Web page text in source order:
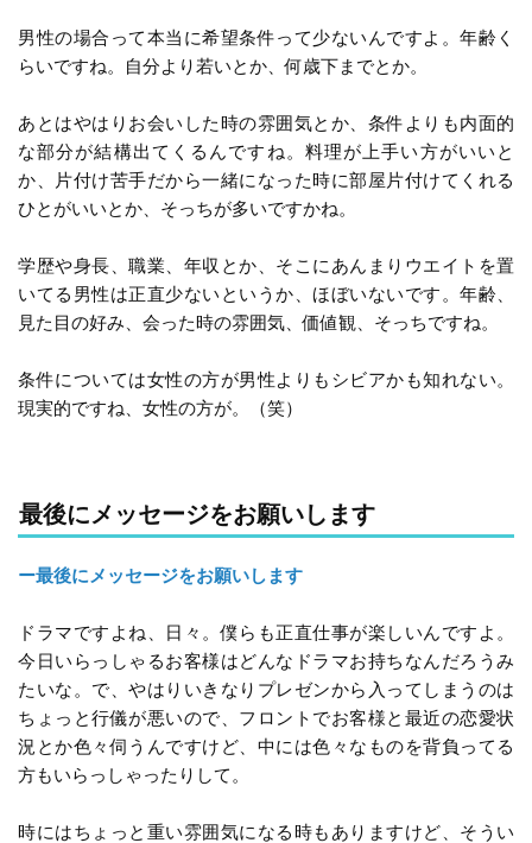
男性の場合って本当に希望条件って少ないんですよ。年齢く
らいですね。自分より若いとか、何歳下までとか。
あとはやはりお会いした時の雰囲気とか、条件よりも内面的
な部分が結構出てくるんですね。料理が上手い方がいいと
か、片付け苦手だから一緒になった時に部屋片付けてくれる
ひとがいいとか、そっちが多いですかね。
学歴や身長、職業、年収とか、そこにあんまりウエイトを置
いてる男性は正直少ないというか、ほぼいないです。年齢、
見た目の好み、会った時の雰囲気、価値観、そっちですね。
条件については女性の方が男性よりもシビアかも知れない。
現実的ですね、女性の方が。（笑）
最後にメッセージをお願いします
ー最後にメッセージをお願いします
ドラマですよね、日々。僕らも正直仕事が楽しいんですよ。
今日いらっしゃるお客様はどんなドラマお持ちなんだろうみ
たいな。で、やはりいきなりプレゼンから入ってしまうのは
ちょっと行儀が悪いので、フロントでお客様と最近の恋愛状
況とか色々伺うんですけど、中には色々なものを背負ってる
方もいらっしゃったりして。
時にはちょっと重い雰囲気になる時もありますけど、そうい